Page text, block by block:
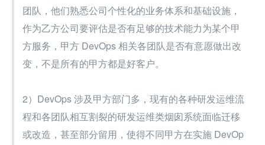
团队，他们熟悉公司个性化的业务体系和基础设施，
作为乙方公司要评估是否有足够的技术能力为某个甲
方服务，甲方 DevOps 相关各团队是否有意愿做出改
变，不是所有的甲方都是好客户。
2）DevOps 涉及甲方部门多，现有的各种研发运维流
程和各团队相互割裂的研发运维类烟囱系统面临迁移
或改造，甚至部分留用，使得不同甲方在实施 DevOp